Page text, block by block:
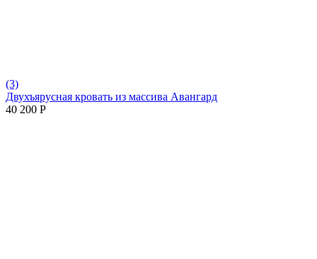
(3)
Двухъярусная кровать из массива Авангард
40 200 Р